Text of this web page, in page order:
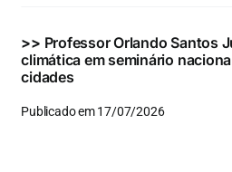
>> Professor Orlando Santos
climática em seminário
cidades
Publicado em 17/07/2026